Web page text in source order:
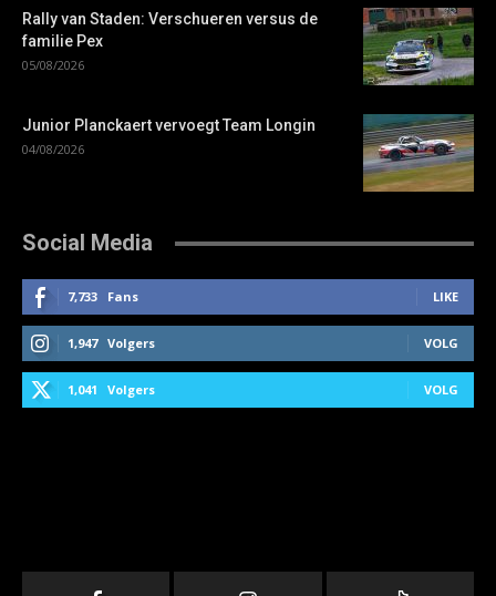
Rally van Staden: Verschueren versus de
familie Pex
05/08/2026
Junior Planckaert vervoegt Team Longin
04/08/2026
Social Media
7,733 Fans LIKE
1,947 Volgers VOLG
1,041 Volgers VOLG